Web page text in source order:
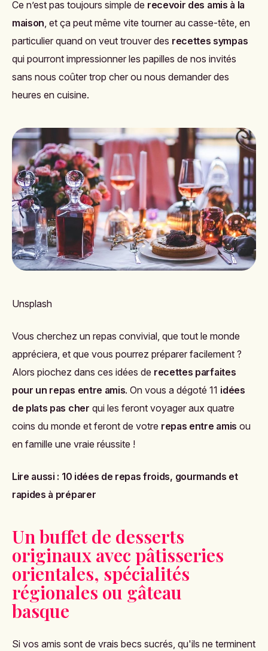
Ce n’est pas toujours simple de recevoir des amis à la
maison, et ça peut même vite tourner au casse-tête, en
particulier quand on veut trouver des recettes sympas
qui pourront impressionner les papilles de nos invités
sans nous coûter trop cher ou nous demander des
heures en cuisine.
Unsplash
Vous cherchez un repas convivial, que tout le monde
appréciera, et que vous pourrez préparer facilement ?
Alors piochez dans ces idées de recettes parfaites
pour un repas entre amis. On vous a dégoté 11 idées
de plats pas cher qui les feront voyager aux quatre
coins du monde et feront de votre repas entre amis ou
en famille une vraie réussite !
Lire aussi : 10 idées de repas froids, gourmands et
rapides à préparer
Un buffet de desserts
originaux avec pâtisseries
orientales, spécialités
régionales ou gâteau
basque
Si vos amis sont de vrais becs sucrés, qu'ils ne terminent